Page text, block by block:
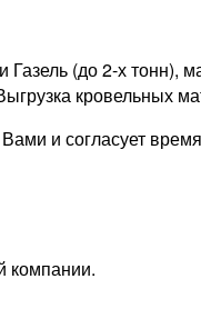
(до 2-х тонн),
кровельных
и согласует
компании.